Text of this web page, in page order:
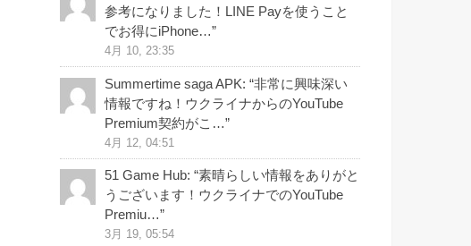
参考になりました！LINE Payを使うこと
でお得にiPhone…”
4月 10, 23:35
Summertime saga APK: “非常に興味深い
情報ですね！ウクライナからのYouTube
Premium契約がこ…”
4月 12, 04:51
51 Game Hub: “素晴らしい情報をありがと
うございます！ウクライナでのYouTube
Premiu…”
3月 19, 05:54